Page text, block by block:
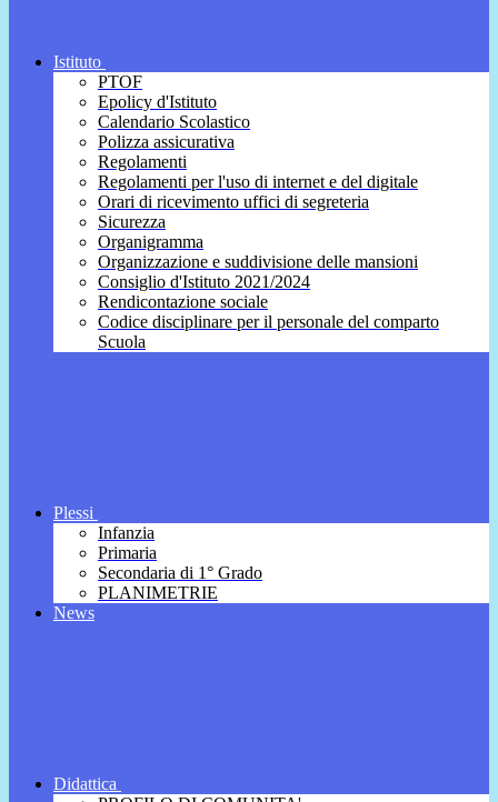
Istituto
PTOF
Epolicy d'Istituto
Calendario Scolastico
Polizza assicurativa
Regolamenti
Regolamenti per l'uso di internet e del digitale
Orari di ricevimento uffici di segreteria
Sicurezza
Organigramma
Organizzazione e suddivisione delle mansioni
Consiglio d'Istituto 2021/2024
Rendicontazione sociale
Codice disciplinare per il personale del comparto
Scuola
Plessi
Infanzia
Primaria
Secondaria di 1° Grado
PLANIMETRIE
News
Didattica